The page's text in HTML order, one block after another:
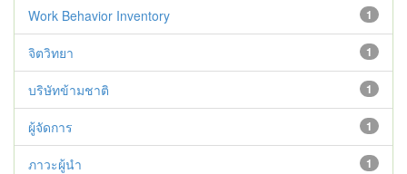
1
Work Behavior Inventory
1
จิตวิทยา
1
บริษัทข้ามชาติ
1
ผู้จัดการ
1
ภาวะผู้นำ